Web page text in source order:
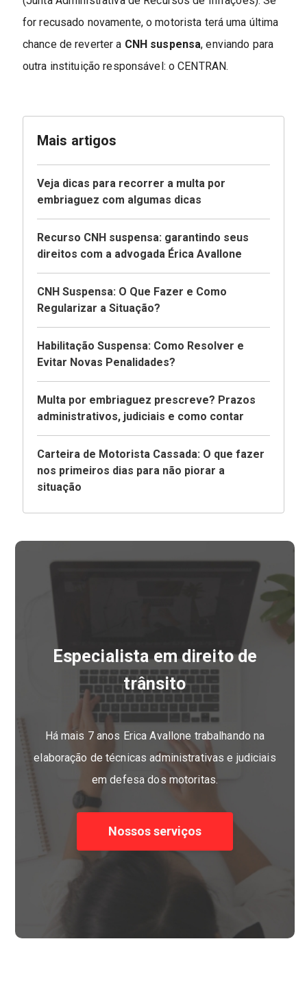
for recusado novamente, o motorista terá uma última
chance de reverter a CNH suspensa, enviando para
outra instituição responsável: o CENTRAN.
Mais artigos
Veja dicas para recorrer a multa por
embriaguez com algumas dicas
Recurso CNH suspensa: garantindo seus
direitos com a advogada Érica Avallone
CNH Suspensa: O Que Fazer e Como
Regularizar a Situação?
Habilitação Suspensa: Como Resolver e
Evitar Novas Penalidades?
Multa por embriaguez prescreve? Prazos
administrativos, judiciais e como contar
Carteira de Motorista Cassada: O que fazer
nos primeiros dias para não piorar a
situação
Especialista em direito de
trânsito
Há mais 7 anos Erica Avallone trabalhando na
elaboração de técnicas administrativas e judiciais
em defesa dos motoritas.
Nossos serviços